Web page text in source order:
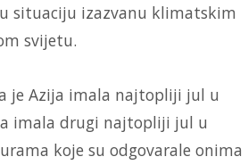
situaciju izazvanu klimatskim
svijetu.
je Azija imala najtopliji jul u
imala drugi najtopliji jul u
koje su odgovarale onima